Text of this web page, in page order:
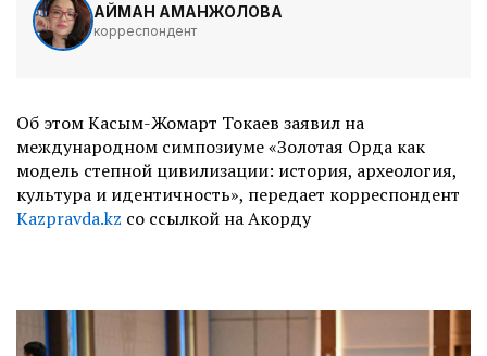
АЙМАН АМАНЖОЛОВА
корреспондент
Об этом Касым-Жомарт Токаев заявил на
международном симпозиуме «Золотая Орда как
модель степной цивилизации: история, археология,
культура и идентичность», передает корреспондент
Kazpravda.kz со ссылкой на Акорду